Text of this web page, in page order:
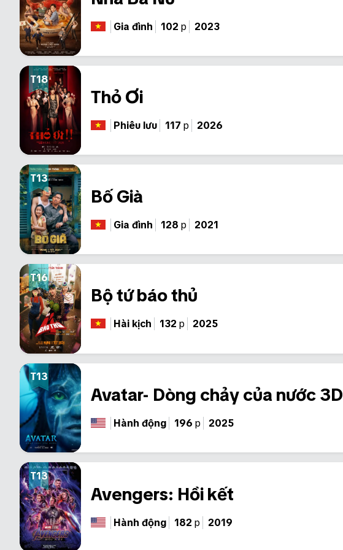
Gia đình 102 p 2023
T18
Thỏ Ơi
Phiêu lưu 117 p 2026
T13
Bố Già
Gia đình 128 p 2021
T16
Bộ tứ báo thủ
Hài kịch 132 p 2025
T13
Avatar- Dòng chảy của nước 3D
Hành động 196 p 2025
T13
Avengers: Hồi kết
Hành động 182 p 2019